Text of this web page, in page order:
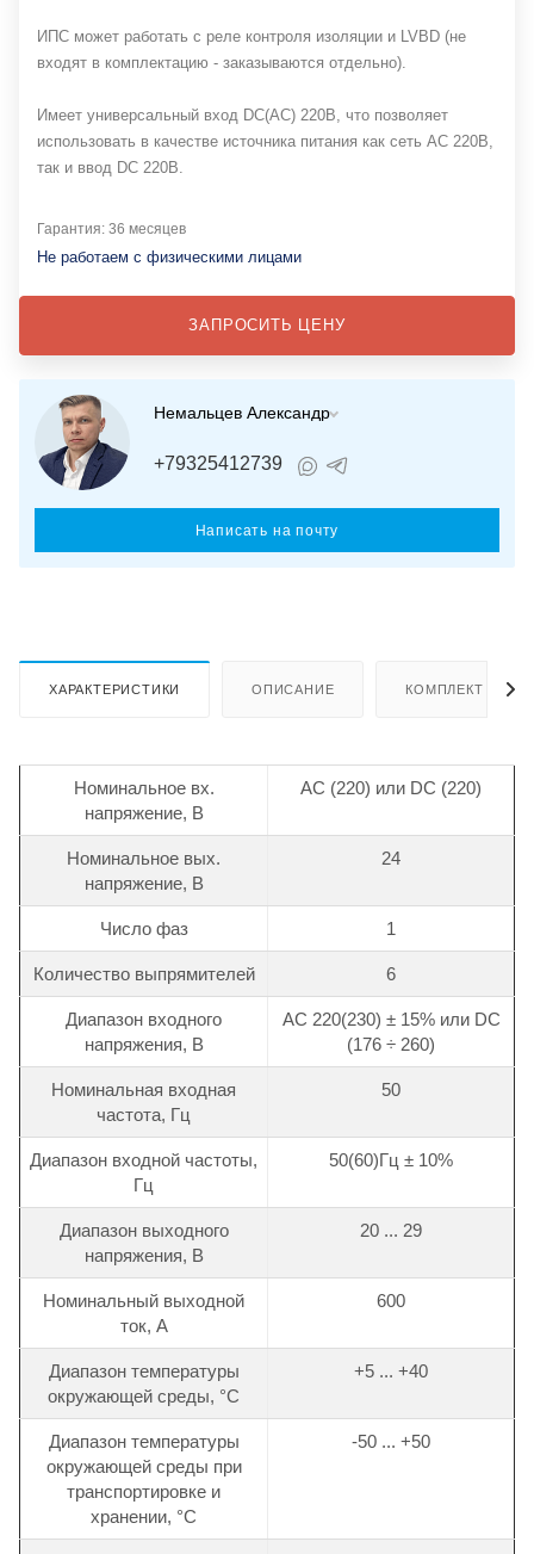
ИПС может работать с реле контроля изоляции и LVBD (не
входят в комплектацию - заказываются отдельно).
Имеет универсальный вход DC(AC) 220В, что позволяет
использовать в качестве источника питания как сеть АС 220В,
так и ввод DC 220В.
Гарантия: 36 месяцев
Не работаем с физическими лицами
ЗАПРОСИТЬ ЦЕНУ
Немальцев Александр
+79325412739
Написать на почту
ХАРАКТЕРИСТИКИ ОПИСАНИЕ КОМПЛЕКТ
Номинальное вх.
напряжение, В
АС (220) или DC (220)
Номинальное вых.
напряжение, В
24
Число фаз 1
Количество выпрямителей 6
Диапазон входного
напряжения, В
АС 220(230) ± 15% или DC
(176 ÷ 260)
Номинальная входная
частота, Гц
50
Диапазон входной частоты,
Гц
50(60)Гц ± 10%
Диапазон выходного
напряжения, В
20 ... 29
Номинальный выходной
ток, А
600
Диапазон температуры
окружающей среды, °С
+5 ... +40
Диапазон температуры
окружающей среды при
транспортировке и
хранении, °С
-50 ... +50